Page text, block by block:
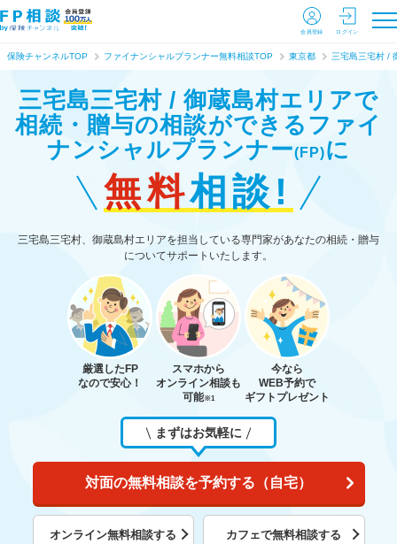
会員登録 ログイン
保険チャンネルTOP ファイナンシャルプランナー無料相談TOP 東京都 三宅島三宅村 /
三宅島三宅村 / 御蔵島村エリアで
相続・贈与の相談ができる ファイ
ナンシャルプランナー(FP)に
無料相談!
三宅島三宅村、御蔵島村エリアを担当している専門家があなたの相続・贈与
についてサポートいたします。
厳選したFP
なので安心！
スマホから
オンライン相談も
可能※1
今なら
WEB予約で
ギフトプレゼント
まずはお気軽に
対面の無料相談を予約する（自宅）
オンライン無料相談する カフェで無料相談する